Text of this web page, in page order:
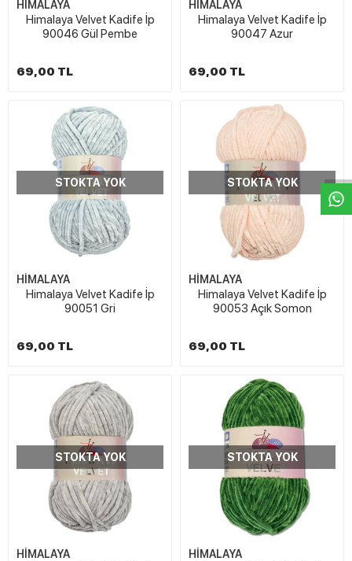
HİMALAYA
Himalaya Velvet Kadife İp
90046 Gül Pembe
69,00 TL
HİMALAYA
Himalaya Velvet Kadife İp
90047 Azur
69,00 TL
STOKTA YOK
HİMALAYA
Himalaya Velvet Kadife İp
90051 Gri
69,00 TL
STOKTA YOK
HİMALAYA
Himalaya Velvet Kadife İp
90053 Açık Somon
69,00 TL
STOKTA YOK
HİMALAYA
STOKTA YOK
HİMALAYA